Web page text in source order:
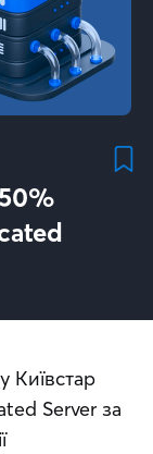
Київстар
Server за